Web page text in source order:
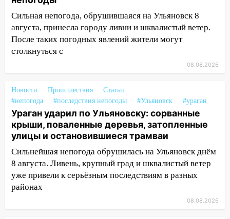
после непогоды
13:59 В Новом городе ураганным
ветром сорвало опалубку со
строящегося дома
В мэрии Ульяновска рассказали,
шторма
13:49 Стихия продолжает крушить
Ульяновск: дерево рухнуло на дом на
Орджоникидзе
13:47 На Нижней Террасе мощным
ветром вырвало дерево с корнем
13:46
Сильный ветер сорвал крышу с
Сильная непогода, обрушившаяся на Ульяновск 8
августа, принесла городу ливни и шквалистый ветер.
После таких погодных явлений жители могут
столкнуться с
08.08.2026
Новости Происшествия
Статьи
#непогода
#последствия непогоды #Ульяновск #ураган
Ураган ударил по Ульяновску: сорванные
крыши, поваленные деревья, затопленные
улицы и остановившиеся трамваи
Сильнейшая непогода обрушилась на Ульяновск днём
8 августа. Ливень, крупный град и шквалистый ветер
уже привели к серьёзным последствиям в разных
районах
08.08.2026